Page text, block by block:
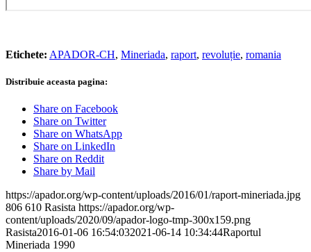
Etichete: APADOR-CH, Mineriada, raport, revoluție, romania
Distribuie aceasta pagina:
Share on Facebook
Share on Twitter
Share on WhatsApp
Share on LinkedIn
Share on Reddit
Share by Mail
https://apador.org/wp-content/uploads/2016/01/raport-mineriada.jpg
806 610 Rasista https://apador.org/wp-
content/uploads/2020/09/apador-logo-tmp-300x159.png
Rasista2016-01-06 16:54:032021-06-14 10:34:44Raportul
Mineriada 1990